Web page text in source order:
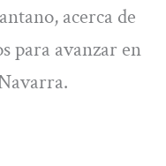
acerca de
para avanzar en